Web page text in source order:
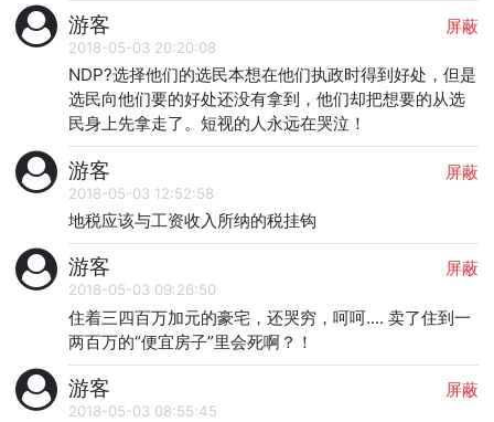
游客 屏蔽
2018-05-03 20:20:08
NDP?选择他们的选民本想在他们执政时得到好处，但是
选民向他们要的好处还没有拿到，他们却把想要的从选
民身上先拿走了。短视的人永远在哭泣！
游客 屏蔽
2018-05-03 12:52:58
地税应该与工资收入所纳的税挂钩
游客 屏蔽
2018-05-03 09:26:50
住着三四百万加元的豪宅，还哭穷，呵呵.... 卖了住到一
两百万的“便宜房子”里会死啊？！
游客 屏蔽
2018-05-03 08:55:45